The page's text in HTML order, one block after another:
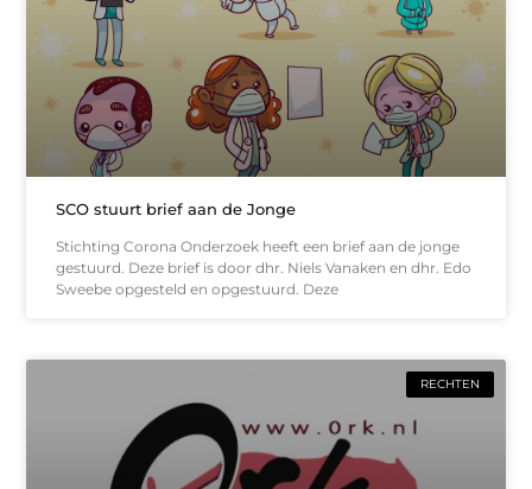
SCO stuurt brief aan de Jonge
Stichting Corona Onderzoek heeft een brief aan de jonge
gestuurd. Deze brief is door dhr. Niels Vanaken en dhr. Edo
Sweebe opgesteld en opgestuurd. Deze
RECHTEN